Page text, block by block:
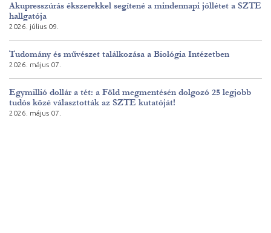
Akupresszúrás ékszerekkel segítené a mindennapi jóllétet a SZTE
hallgatója
2026. július 09.
Tudomány és művészet találkozása a Biológia Intézetben
2026. május 07.
Egymillió dollár a tét: a Föld megmentésén dolgozó 25 legjobb
tudós közé választották az SZTE kutatóját!
2026. május 07.